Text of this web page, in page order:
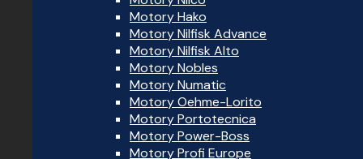
Motory Hako
Motory Nilfisk Advance
Motory Nilfisk Alto
Motory Nobles
Motory Numatic
Motory Oehme-Lorito
Motory Portotecnica
Motory Power-Boss
Motory Profi Europe